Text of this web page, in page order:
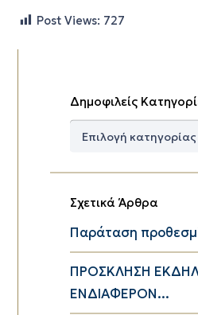
Post Views: 727
Δημοφιλείς
Δημοφιλείς
Σχετικά Άρθρα
Παράταση
ΠΡΟΣΚΛΗΣΗ
ΕΝΔΙΑΦΕΡΟΝ...